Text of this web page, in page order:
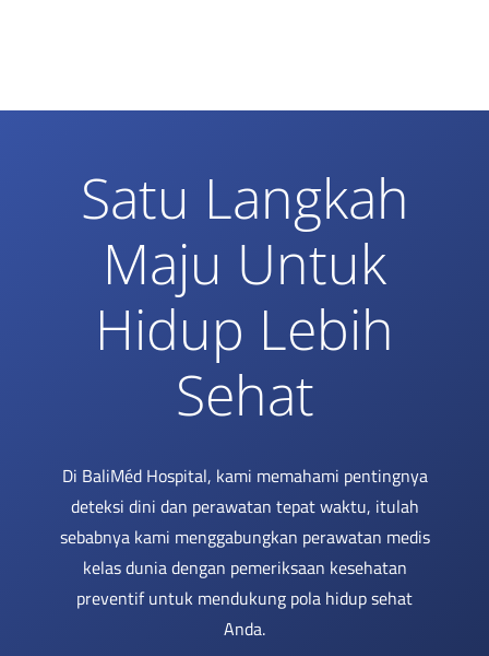
Satu Langkah
Maju Untuk
Hidup Lebih
Sehat
Di BaliMéd Hospital, kami memahami pentingnya
deteksi dini dan perawatan tepat waktu, itulah
sebabnya kami menggabungkan perawatan medis
kelas dunia dengan pemeriksaan kesehatan
preventif untuk mendukung pola hidup sehat
Anda.